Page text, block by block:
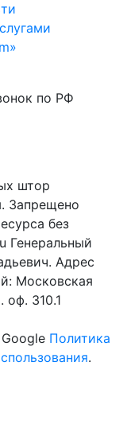
по РФ
штор
Запрещено
без
Генеральный
Адрес
Московская
оф. 310.1
Политика
.